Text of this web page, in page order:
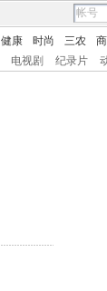
健康 时尚 三农
电视剧 纪录片